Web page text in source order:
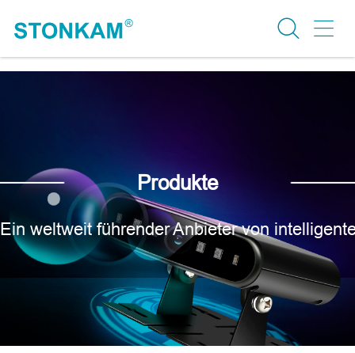
Produkte
Ein weltweit führender Anbieter von